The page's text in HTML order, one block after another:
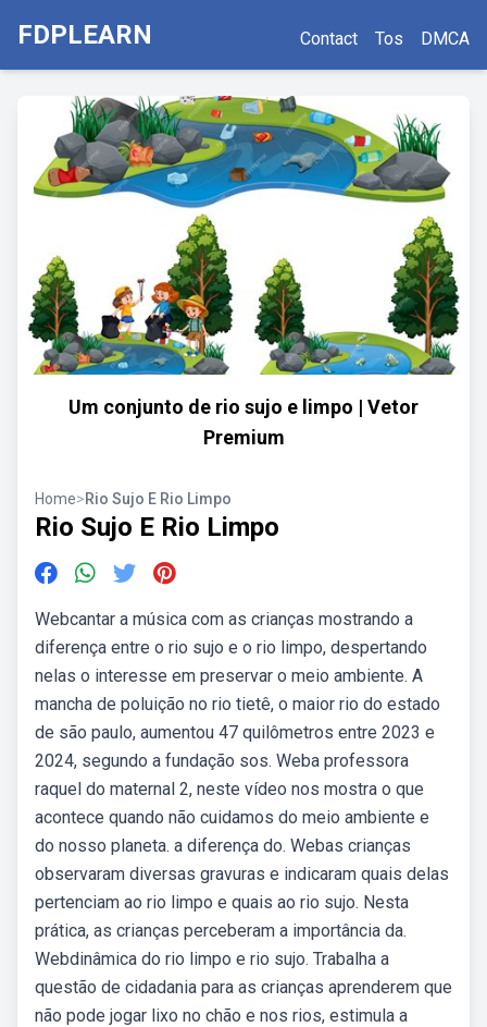
FDPLEARN Contact Tos DMCA
Um conjunto de rio sujo e limpo | Vetor
Premium
Home>Rio Sujo E Rio Limpo
Rio Sujo E Rio Limpo
Webcantar a música com as crianças mostrando a
diferença entre o rio sujo e o rio limpo, despertando
nelas o interesse em preservar o meio ambiente. A
mancha de poluição no rio tietê, o maior rio do estado
de são paulo, aumentou 47 quilômetros entre 2023 e
2024, segundo a fundação sos. Weba professora
raquel do maternal 2, neste vídeo nos mostra o que
acontece quando não cuidamos do meio ambiente e
do nosso planeta. a diferença do. Webas crianças
observaram diversas gravuras e indicaram quais delas
pertenciam ao rio limpo e quais ao rio sujo. Nesta
prática, as crianças perceberam a importância da.
Webdinâmica do rio limpo e rio sujo. Trabalha a
questão de cidadania para as crianças aprenderem que
não pode jogar lixo no chão e nos rios, estimula a